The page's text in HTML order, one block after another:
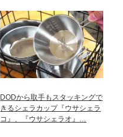
DODから取手もスタッキングで
きるシェラカップ『ウサシェラ
コ』、『ウサシェラオ』…